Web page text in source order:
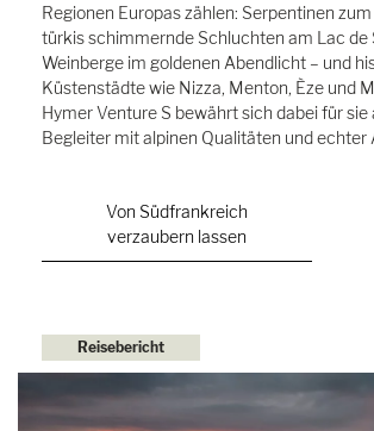
Regionen Europas zählen: Serpentinen
türkis schimmernde Schluchten am Lac de
Weinberge im goldenen Abendlicht – und
Küstenstädte wie Nizza, Menton, Èze und
Hymer Venture S bewährt sich dabei für
Begleiter mit alpinen Qualitäten und echter
Von Südfrankreich
verzaubern lassen
Reisebericht